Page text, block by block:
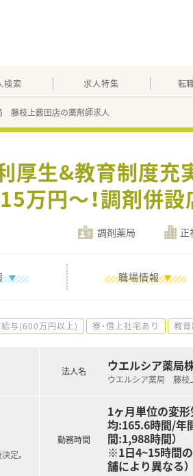
検索 求人特集 転
藤枝上薮田店の薬剤師求人
厚生&教育制度
万円～！調剤併
調剤薬局 正
職場情報
給与(600万円以上) 寮・借上社宅あり 教
定。
法人名 ウエルシア薬局
ウエルシア薬局 藤枝
勤務時間
1ヶ月単位の変形
均:165.6時間/年
間:1,988時間）
※1日4~15時間
舗により異なる）